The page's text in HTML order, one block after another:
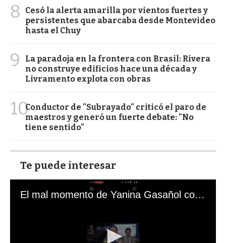
8
Cesó la alerta amarilla por vientos fuertes y
persistentes que abarcaba desde Montevideo
hasta el Chuy
9
La paradoja en la frontera con Brasil: Rivera
no construye edificios hace una década y
Livramento explota con obras
10Conductor de "Subrayado" criticó el paro de
maestros y generó un fuerte debate: "No
tiene sentido"
Te puede interesar
El mal momento de Yanina Gasañol con un hincha argentino en "Subrayado"